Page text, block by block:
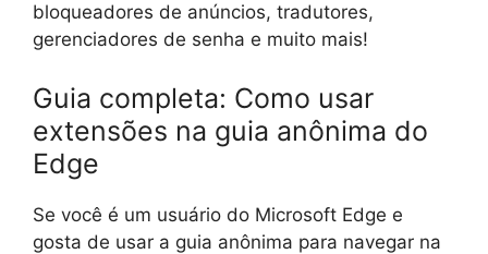
bloqueadores de anúncios, tradutores,
gerenciadores de senha e muito mais!
Guia completa: Como usar
extensões na guia anônima do
Edge
Se você é um usuário do Microsoft Edge e
gosta de usar a guia anônima para navegar na